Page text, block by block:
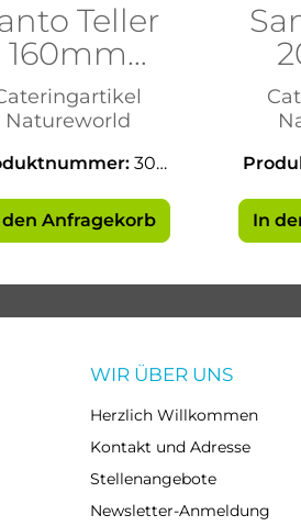
Teller
160mm
Bagasse
Natureworld
302
Anfragekorb
In
WIR ÜBER UNS
Herzlich Willkommen
Kontakt und Adresse
Stellenangebote
Newsletter-Anmeldung